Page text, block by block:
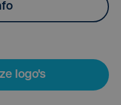
logo's